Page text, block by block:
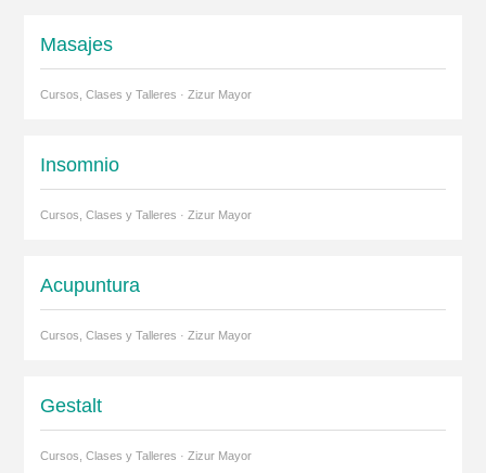
Masajes
Cursos, Clases y Talleres · Zizur Mayor
Insomnio
Cursos, Clases y Talleres · Zizur Mayor
Acupuntura
Cursos, Clases y Talleres · Zizur Mayor
Gestalt
Cursos, Clases y Talleres · Zizur Mayor